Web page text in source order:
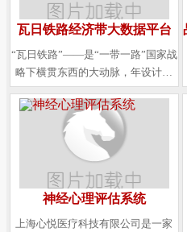
瓦日铁路经济带大数据平台
“瓦日铁路”——是“一带一路”国家战
略下横贯东西的大动脉，年设计钟
山，途径3省13市47县，全长约1270
公里，与众多干线铁路立体交叉，
与京杭大运河互联互通，形成了水
路并举的运输网络新格局，最终与
日照港连接，运能纵横南北通达海
内外。
神经心理评估系统
上海心悦医疗科技有限公司是一家